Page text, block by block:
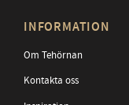
INFORMATION
Om Tehörnan
Kontakta oss